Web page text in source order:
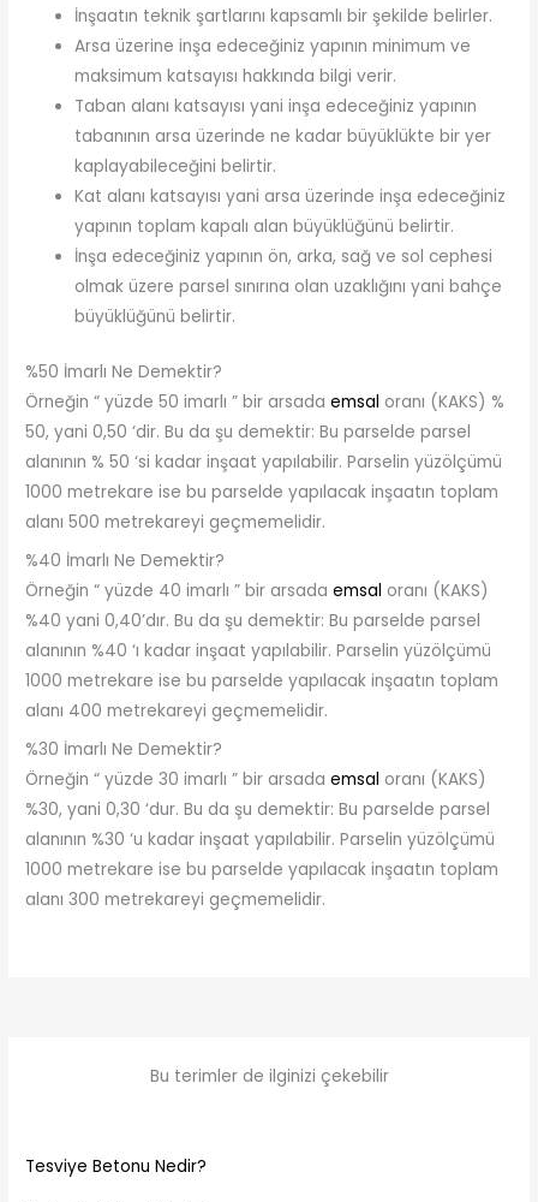
İnşaatın teknik şartlarını kapsamlı bir şekilde belirler.
Arsa üzerine inşa edeceğiniz yapının minimum ve
maksimum katsayısı hakkında bilgi verir.
Taban alanı katsayısı yani inşa edeceğiniz yapının
tabanının arsa üzerinde ne kadar büyüklükte bir yer
kaplayabileceğini belirtir.
Kat alanı katsayısı yani arsa üzerinde inşa edeceğiniz
yapının toplam kapalı alan büyüklüğünü belirtir.
İnşa edeceğiniz yapının ön, arka, sağ ve sol cephesi
olmak üzere parsel sınırına olan uzaklığını yani bahçe
büyüklüğünü belirtir.
%50 İmarlı Ne Demektir?
Örneğin “ yüzde 50 imarlı ” bir arsadaemsal oranı (KAKS) %
50, yani 0,50 ‘dir. Bu da şu demektir: Bu parselde parsel
alanının % 50 ‘si kadar inşaat yapılabilir. Parselin yüzölçümü
1000 metrekare ise bu parselde yapılacak inşaatın toplam
alanı 500 metrekareyi geçmemelidir.
%40 İmarlı Ne Demektir?
Örneğin “ yüzde 40 imarlı ” bir arsadaemsal oranı (KAKS)
%40 yani 0,40’dır. Bu da şu demektir: Bu parselde parsel
alanının %40 ‘ı kadar inşaat yapılabilir. Parselin yüzölçümü
1000 metrekare ise bu parselde yapılacak inşaatın toplam
alanı 400 metrekareyi geçmemelidir.
%30 İmarlı Ne Demektir?
Örneğin “ yüzde 30 imarlı ” bir arsadaemsal oranı (KAKS)
%30, yani 0,30 ‘dur. Bu da şu demektir: Bu parselde parsel
alanının %30 ‘u kadar inşaat yapılabilir. Parselin yüzölçümü
1000 metrekare ise bu parselde yapılacak inşaatın toplam
alanı 300 metrekareyi geçmemelidir.
Bu terimler de ilginizi çekebilir
Tesviye Betonu Nedir?